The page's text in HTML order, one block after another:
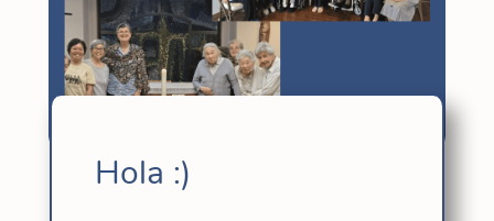
Visita canónica de la superiora
Hola :)